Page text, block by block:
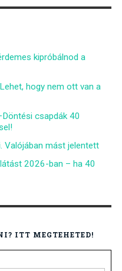
kipróbálnod a
hogy nem ott van a
csapdák 40
Valójában mást jelentett
2026-ban – ha 40
ITT MEGTEHETED!